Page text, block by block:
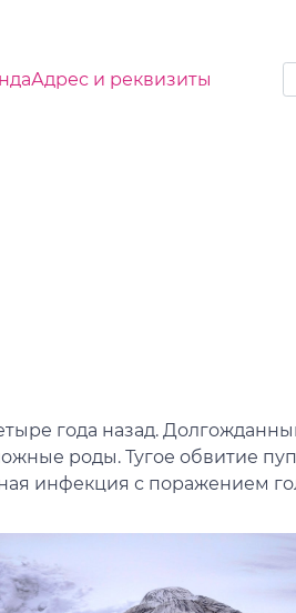
Адрес и реквизиты
года назад.
роды. Тугое обвитие
инфекция с поражением